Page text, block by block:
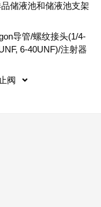
储液池和储液池支架
导管/螺纹接头(1/4-
6-40UNF)/注射器
阀